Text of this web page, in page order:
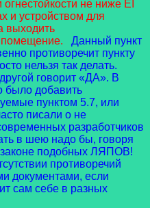
не ниже EI
и устройством для
выходить
помещение.
Данный пункт
противоречит пункту
нельзя так делать.
говорит «ДА». В
было добавить
пунктом 5.7, или
писали о не
разработчиков
в шею надо бы, говоря
подобных ЛЯПОВ!
противоречий
документами, если
сам себе в разных